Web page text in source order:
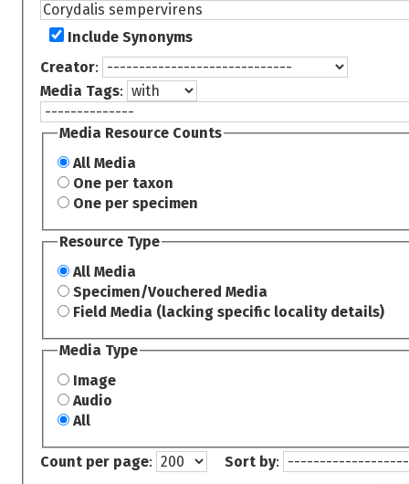
Include Synonyms
Creator:
Media Tags:
Media Resource Counts
All Media
One per taxon
One per specimen
Resource Type
All Media
Specimen/Vouchered Media
Field Media (lacking specific locality details)
Media Type
Image
Audio
All
Count per page: Sort by: